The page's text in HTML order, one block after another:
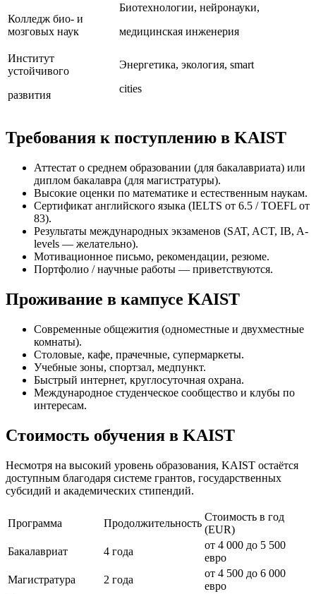
Колледж био- и
мозговых наук
Биотехнологии, нейронауки,
медицинская инженерия
Институт
устойчивого
развития
Энергетика, экология, smart
cities
Требования к поступлению в KAIST
Аттестат о среднем образовании (для бакалавриата) или
диплом бакалавра (для магистратуры).
Высокие оценки по математике и естественным наукам.
Сертификат английского языка (IELTS от 6.5 / TOEFL от
83).
Результаты международных экзаменов (SAT, ACT, IB, A-
levels — желательно).
Мотивационное письмо, рекомендации, резюме.
Портфолио / научные работы — приветствуются.
Проживание в кампусе KAIST
Современные общежития (одноместные и двухместные
комнаты).
Столовые, кафе, прачечные, супермаркеты.
Учебные зоны, спортзал, медпункт.
Быстрый интернет, круглосуточная охрана.
Международное студенческое сообщество и клубы по
интересам.
Стоимость обучения в KAIST
Несмотря на высокий уровень образования, KAIST остаётся
доступным благодаря системе грантов, государственных
субсидий и академических стипендий.
Программа Продолжительность
Стоимость в год
(EUR)
Бакалавриат
4 года
от 4 000 до 5 500
евро
Магистратура
2 года
от 4 500 до 6 000
евро